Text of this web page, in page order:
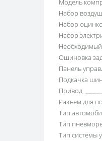
Модель
Набор
Набор
Набор
Ошиновка
Панель
Подкачка шин
Привод
Разъем для
Тип
Тип
Тип системы